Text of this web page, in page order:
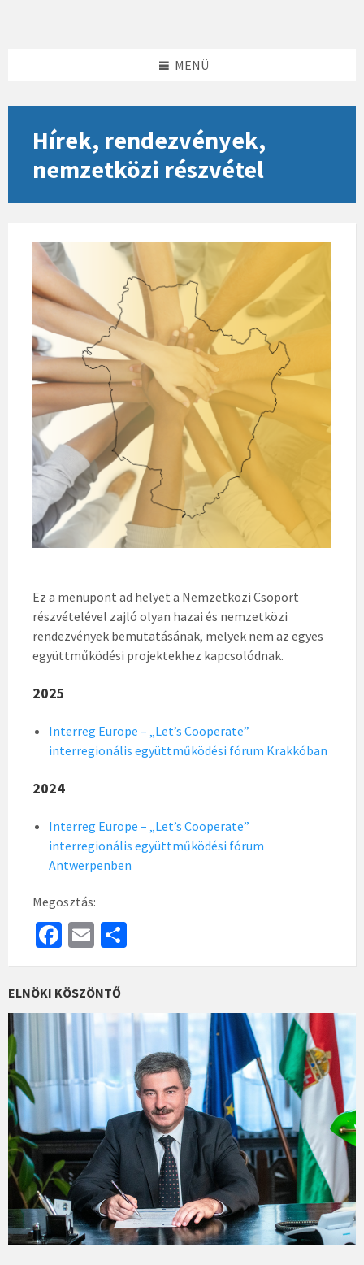
MENÜ
Hírek, rendezvények,
nemzetközi részvétel
Ez a menüpont ad helyet a Nemzetközi Csoport
részvételével zajló olyan hazai és nemzetközi
rendezvények bemutatásának, melyek nem az egyes
együttműködési projektekhez kapcsolódnak.
2025
Interreg Europe – „Let’s Cooperate”
interregionális együttműködési fórum Krakkóban
2024
Interreg Europe – „Let’s Cooperate”
interregionális együttműködési fórum
Antwerpenben
Megosztás:
Fa
ce
b
o
o
k
E
m
ai
h
e
ELNÖKI KÖSZÖNTŐ